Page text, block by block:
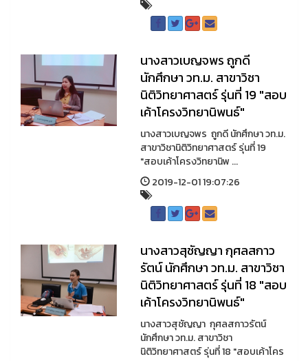
นางสาวเบญจพร ถูกดี
นักศึกษา วท.ม. สาขาวิชา
นิติวิทยาศาสตร์ รุ่นที่ 19 "สอบ
เค้าโครงวิทยานิพนธ์"
นางสาวเบญจพร ถูกดี นักศึกษา วท.ม.
สาขาวิชานิติวิทยาศาสตร์ รุ่นที่ 19
"สอบเค้าโครงวิทยานิพ ...
2019-12-01 19:07:26
นางสาวสุชัญญา กุศลสกาว
รัตน์ นักศึกษา วท.ม. สาขาวิชา
นิติวิทยาศาสตร์ รุ่นที่ 18 "สอบ
เค้าโครงวิทยานิพนธ์"
นางสาวสุชัญญา กุศลสกาวรัตน์
นักศึกษา วท.ม. สาขาวิชา
นิติวิทยาศาสตร์ รุ่นที่ 18 "สอบเค้าโคร